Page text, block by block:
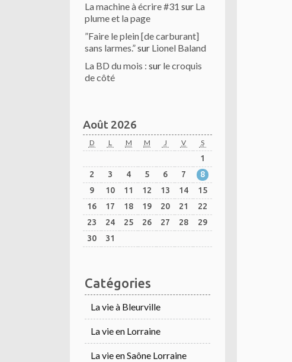
La machine à écrire #31 sur La
plume et la page
”Faire le plein [de carburant]
sans larmes.”sur Lionel Baland
La BD du mois : sur le croquis
de côté
Août 2026
D L M M J V S
1
2
3 4 5 6 7
8
9
10 11 12 13 14
15
16
17 18 19 20 21
22
23
24 25 26 27 28
29
30
31
Catégories
La vie à Bleurville
La vie en Lorraine
La vie en Saône Lorraine